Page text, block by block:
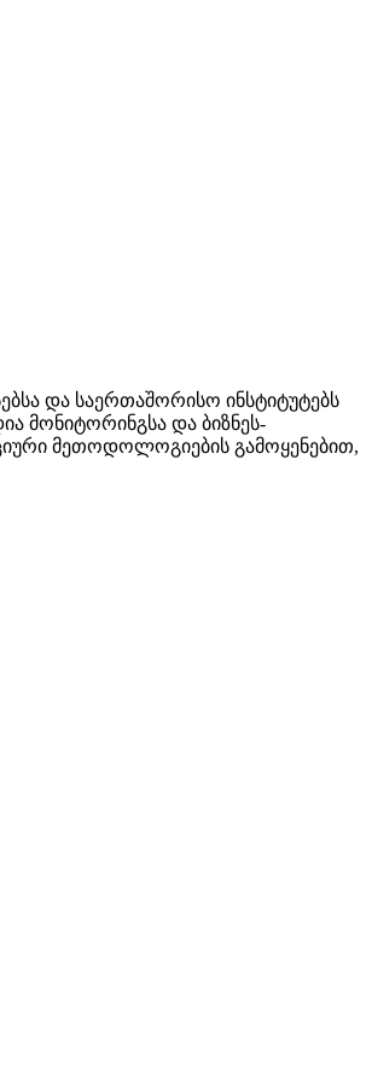
და საერთაშორისო ინსტიტუტებს
მონიტორინგსა და ბიზნეს-
მეთოდოლოგიების გამოყენებით,